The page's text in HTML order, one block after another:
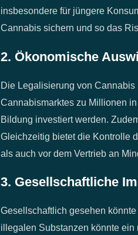
insbesondere für jüngere
Cannabis sichern und so das
2. Ökonomische
Die Legalisierung von
Cannabismarktes zu Millionen
Bildung investiert werden.
Gleichzeitig bietet die Kontrolle
als auch vor dem Vertrieb an
3. Gesellschaftliche
Gesellschaftlich gesehen
illegalen Substanzen könnte